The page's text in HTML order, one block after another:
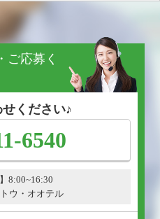
ご応募く
ください♪
6540
8:00~16:30
ウ・オオテル